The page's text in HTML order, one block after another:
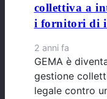
collettiva a
i fornitori di
2 anni fa
GEMA è
gestione
legale contro